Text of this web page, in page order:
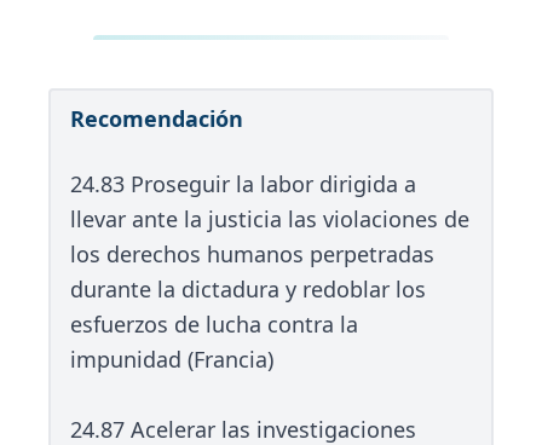
Recomendación
24.83 Proseguir la labor dirigida a
llevar ante la justicia las violaciones de
los derechos humanos perpetradas
durante la dictadura y redoblar los
esfuerzos de lucha contra la
impunidad (Francia)
24.87 Acelerar las investigaciones